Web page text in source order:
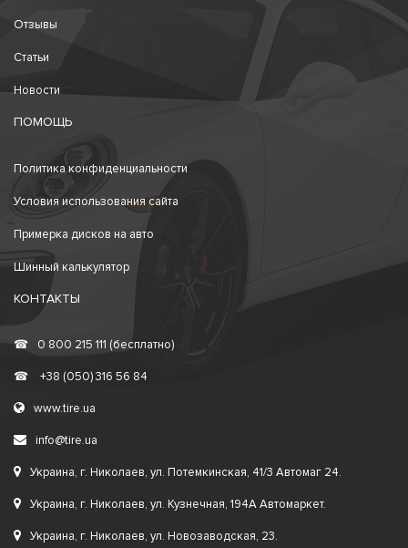
Отзывы
Статьи
Новости
ПОМОЩЬ
Политика конфиденциальности
Условия использования сайта
Примерка дисков на авто
Шинный калькулятор
КОНТАКТЫ
☎ 0 800 215 111 (бесплатно)
☎ +38 (050) 316 56 84
www.tire.ua
info@tire.ua
Украина, г. Николаев, ул. Потемкинская, 41/3 Автомаг 24.
Украина, г. Николаев, ул. Кузнечная, 194А Автомаркет.
Украина, г. Николаев, ул. Новозаводская, 23.